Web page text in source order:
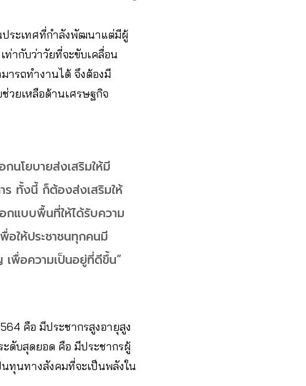
ประเทศที่กำลังพัฒนาแต่มีผู้
ท่ากับว่าวัยที่จะขับเคลื่อน
ารถทำงานได้ จึงต้องมี
วยเหลือด้านเศรษฐกิจ
นโยบายส่งเสริมให้มี
ร ทั้งนี้ ก็ต้องส่งเสริมให้
กแบบพื้นที่ให้ได้รับความ
ให้ประชาชนทุกคนมี
เพื่อความเป็นอยู่ที่ดีขึ้น”
คือ มีประชากรสูงอายุสูง
ะดับสุดยอด คือ มีประชากรผู้
ทุนทางสังคมที่จะเป็นพลังใน